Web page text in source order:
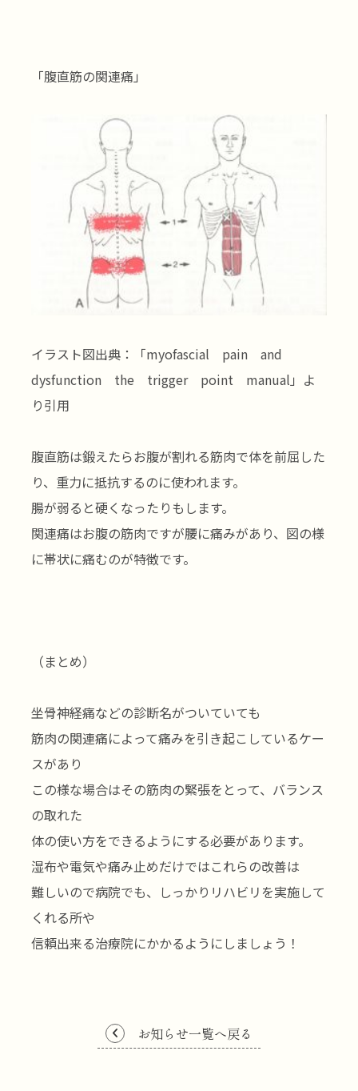
「腹直筋の関連痛」
イラスト図出典：「myofascial pain and
dysfunction the trigger point manual」よ
り引用
腹直筋は鍛えたらお腹が割れる筋肉で体を前屈した
り、重力に抵抗するのに使われます。
腸が弱ると硬くなったりもします。
関連痛はお腹の筋肉ですが腰に痛みがあり、図の様
に帯状に痛むのが特徴です。
（まとめ）
坐骨神経痛などの診断名がついていても
筋肉の関連痛によって痛みを引き起こしているケー
スがあり
この様な場合はその筋肉の緊張をとって、バランス
の取れた
体の使い方をできるようにする必要があります。
湿布や電気や痛み止めだけではこれらの改善は
難しいので病院でも、しっかりリハビリを実施して
くれる所や
信頼出来る治療院にかかるようにしましょう！
お知らせ一覧へ戻る